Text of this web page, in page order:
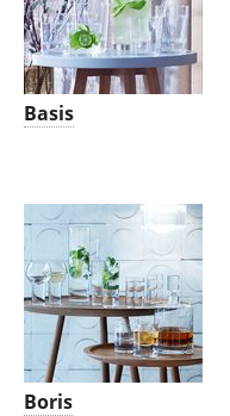
Basis
Boris